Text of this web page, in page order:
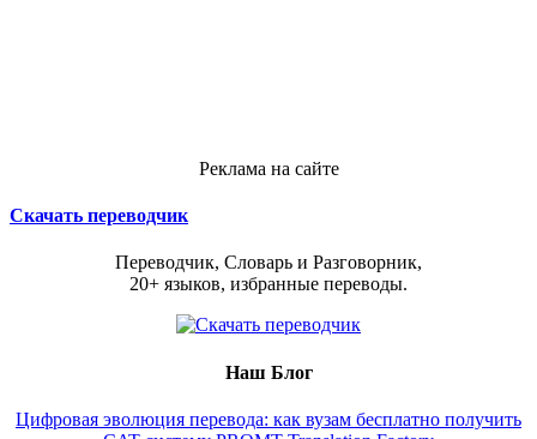
Реклама на сайте
Скачать переводчик
Переводчик, Словарь и Разговорник,
20+ языков, избранные переводы.
Наш Блог
Цифровая эволюция перевода: как вузам бесплатно получить